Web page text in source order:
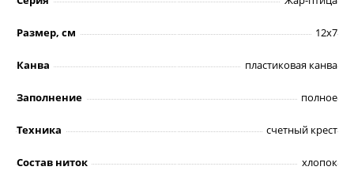
Размер, см 12х7
Канва пластиковая канва
Заполнение полное
Техника счетный крест
Состав ниток хлопок